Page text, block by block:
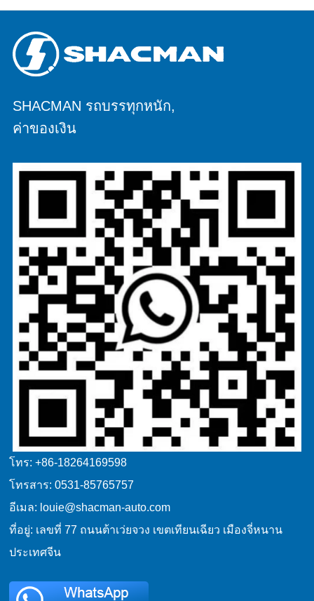
SHACMAN รถบรรทุกหนัก,
ค่าของเงิน
โทร: +86-18264169598
โทรสาร: 0531-85765757
อีเมล: louie@shacman-auto.com
ที่อยู่: เลขที่ 77 ถนนต้าเว่ยจวง เขตเทียนเฉียว เมืองจี่หนาน
ประเทศจีน